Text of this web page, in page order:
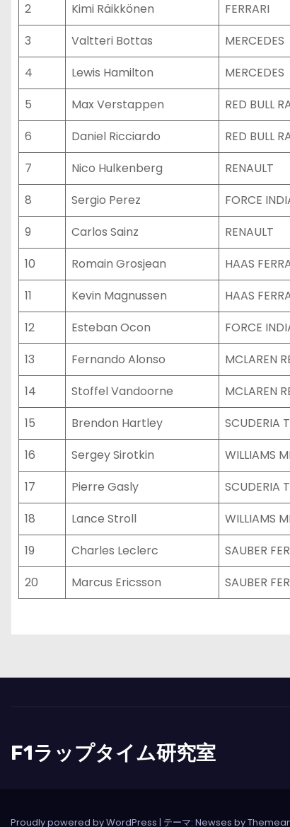
2
Kimi Räikkönen FERRARI
3
Valtteri Bottas MERCEDES
4
Lewis Hamilton MERCEDES
5
Max Verstappen RED BULL
6
Daniel Ricciardo RED BULL
7
Nico Hulkenberg RENAULT
8
Sergio Perez FORCE
9
Carlos Sainz RENAULT
10
Romain Grosjean HAAS
11
Kevin Magnussen HAAS
12
Esteban Ocon FORCE
13
Fernando Alonso MCLAREN
14
Stoffel Vandoorne MCLAREN
15
Brendon Hartley SCUDERIA
16
Sergey Sirotkin WILLIAMS
17
Pierre Gasly SCUDERIA
18
Lance Stroll WILLIAMS
19
Charles Leclerc SAUBER
20
Marcus Ericsson SAUBER
F1ラップタイム研究室
Proudly powered by WordPress | テーマ: Newses by